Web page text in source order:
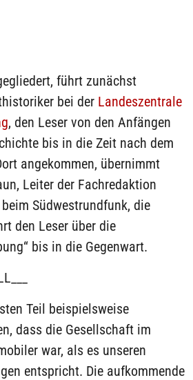
führt zunächst
bei der Landeszentrale
, den Leser von den Anfängen
bis in die Zeit nach dem
angekommen, übernimmt
Leiter der Fachredaktion
beim Südwestrundfunk, die
den Leser über die
bis in die Gegenwart.
Teil beispielsweise
dass die Gesellschaft im
war, als es unseren
entspricht. Die aufkommende